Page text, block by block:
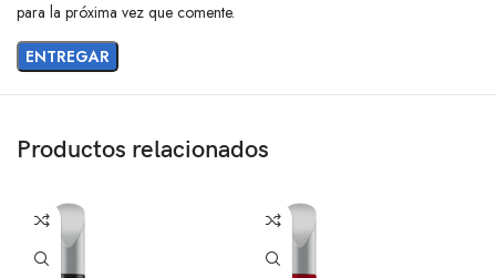
para la próxima vez que comente.
Productos relacionados